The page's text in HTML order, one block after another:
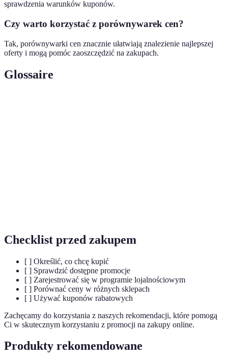
sprawdzenia warunków kuponów.
Czy warto korzystać z porównywarek cen?
Tak, porównywarki cen znacznie ułatwiają znalezienie najlepszej
oferty i mogą pomóc zaoszczędzić na zakupach.
Glossaire
Checklist przed zakupem
[ ] Określić, co chcę kupić
[ ] Sprawdzić dostępne promocje
[ ] Zarejestrować się w programie lojalnościowym
[ ] Porównać ceny w różnych sklepach
[ ] Używać kuponów rabatowych
Zachęcamy do korzystania z naszych rekomendacji, które pomogą
Ci w skutecznym korzystaniu z promocji na zakupy online.
Produkty rekomendowane